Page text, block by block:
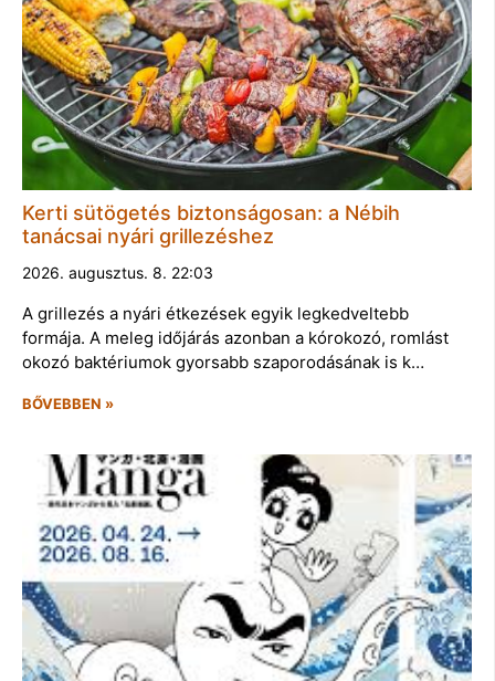
Kerti sütögetés biztonságosan: a Nébih
tanácsai nyári grillezéshez
2026. augusztus. 8. 22:03
A grillezés a nyári étkezések egyik legkedveltebb
formája. A meleg időjárás azonban a kórokozó, romlást
okozó baktériumok gyorsabb szaporodásának is k…
BŐVEBBEN »